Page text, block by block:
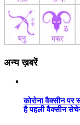
अन्य ख़बरें
कोरोना वैक्सीन
है पहली वैक्सीन